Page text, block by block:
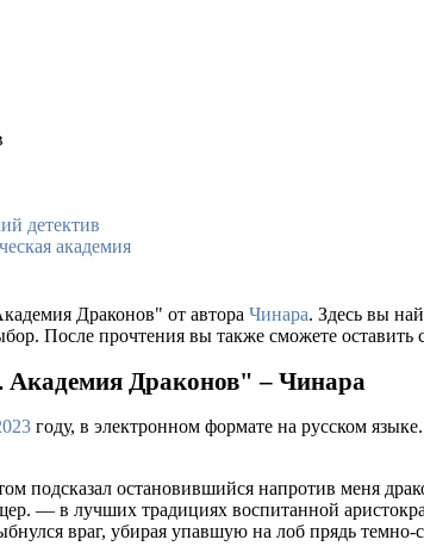
детектив
академия
Драконов" от автора Чинара. Здесь вы
После прочтения вы также сможете
Академия Драконов" – Чинара
году, в электронном формате на русском
остановившийся напротив меня
— в лучших традициях воспитанной
враг, убирая упавшую на лоб прядь